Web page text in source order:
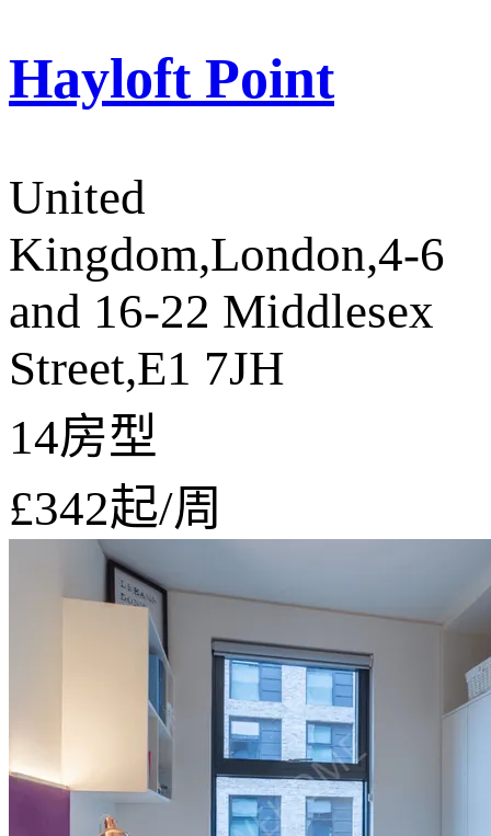
Hayloft Point
United
Kingdom,London,4-6
and 16-22 Middlesex
Street,E1 7JH
14房型
£342起/周